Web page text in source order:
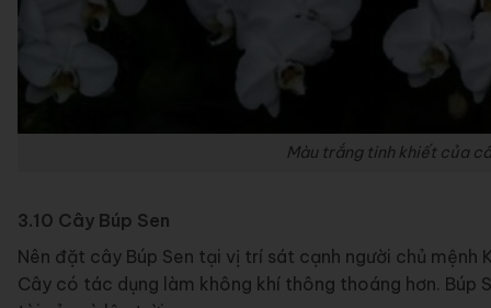
Màu trắng tinh khiết của
3.10 Cây Búp Sen
Nên đặt cây Búp Sen tại vị trí sát cạnh người chủ
Cây có tác dụng làm không khí thông thoáng hơn. Búp